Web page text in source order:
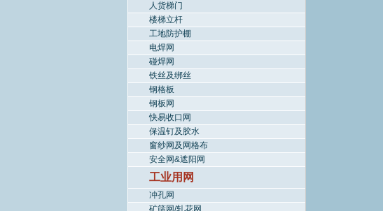
人货梯门
楼梯立杆
工地防护棚
电焊网
碰焊网
铁丝及绑丝
钢格板
钢板网
快易收口网
保温钉及胶水
窗纱网及网格布
安全网&遮阳网
工业用网
冲孔网
矿筛网/轧花网